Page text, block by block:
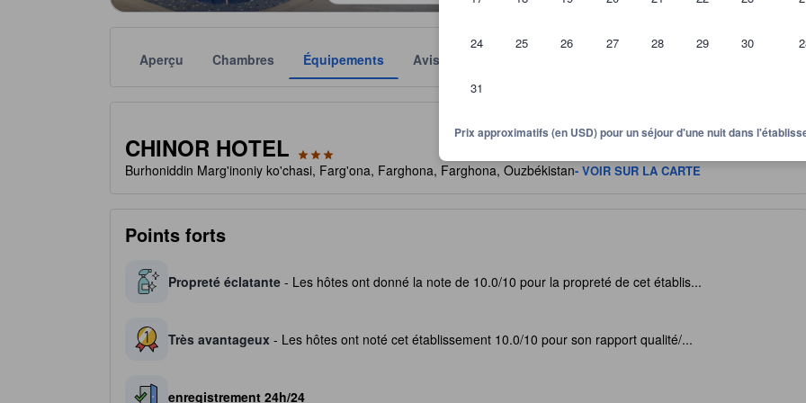
24 25 26 27 28 29 30
31
Prix approximatifs (en USD) pour un séjour d'une nuit dans
Aperçu Chambres Équipements Avis
CHINOR HOTEL
Burhoniddin Marg'inoniy ko'chasi, Farg'ona, Farghona, Farghona, Ouzbékistan- VOIR SUR LA CARTE
Points forts
Propreté éclatante - Les hôtes ont donné la note de 10.0/10 pour la propreté de cet établis...
Très avantageux - Les hôtes ont noté cet établissement 10.0/10 pour son rapport qualité/...
enregistrement 24h/24